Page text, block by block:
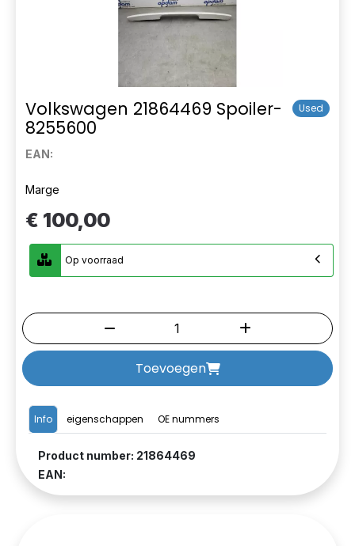
Volkswagen 21864469 Spoiler-
8255600
Used
EAN:
Info eigenschappen OE nummers
Product number: 21864469
EAN:
Marge
€ 100,00
Op voorraad
Toevoegen